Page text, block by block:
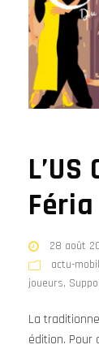
Féria
28 août
actu-
joueurs,
La
édition. Pour